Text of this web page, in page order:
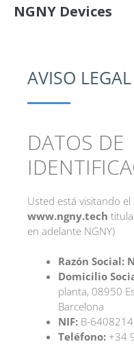
NGNY Devices
AVISO LEGAL
DATOS DE
Usted está visitando
www.ngny.tech
en adelante NGNY)
Razón Social:
Domicilio
planta, 08950
Barcelona
NIF: B-
Teléfono: +34